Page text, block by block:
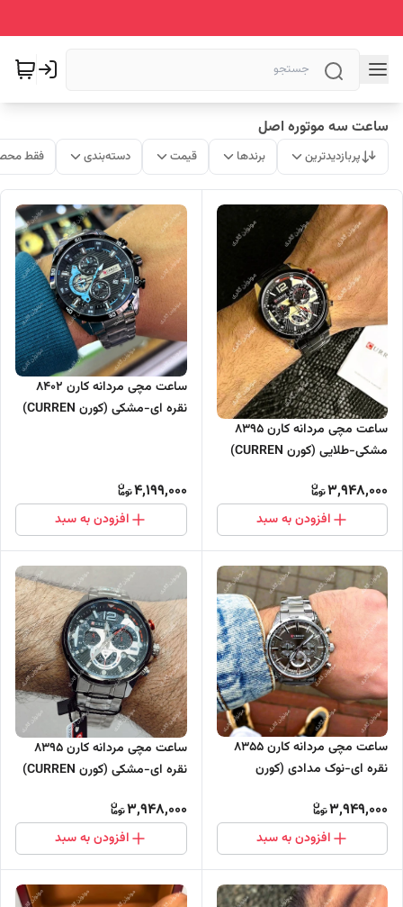
ساعت سه موتوره اصل
پربازدیدترین برندها قیمت دسته‌بندی فقط
ساعت مچی مردانه کارن 8395
مشکی-طلایی (کورن CURREN)
3,948,000
افزودن به سبد
ساعت مچی مردانه کارن 8402
نقره ای-مشکی (کورن CURREN)
4,199,000
افزودن به سبد
ساعت مچی مردانه کارن 8355
نقره ای-نوک مدادی (کورن
3,949,000
افزودن به سبد
ساعت مچی مردانه کارن 8395
نقره ای-مشکی (کورن CURREN)
3,948,000
افزودن به سبد